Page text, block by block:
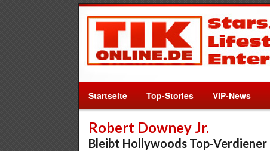
Startseite Top-Stories VIP-News
Robert Downey Jr.
Bleibt Hollywoods Top-Verdiener